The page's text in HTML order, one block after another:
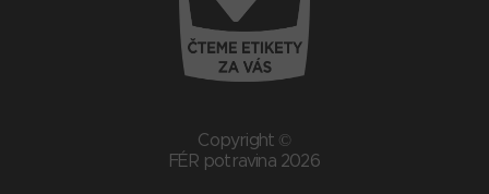
Copyright ©
FÉR potravina 2026